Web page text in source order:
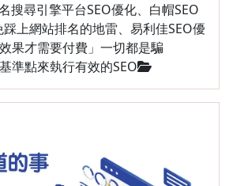
搜尋引擎平台SEO優化、白帽SEO
踩上網站排名的地雷、易利佳SEO優
果才需要付費」一切都是騙
準點來埶行有效的SEO